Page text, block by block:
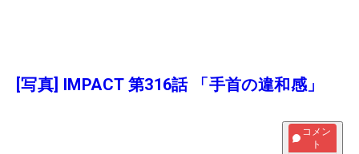
[写真] IMPACT 第316話 「手首の違和感」
コメン
ト